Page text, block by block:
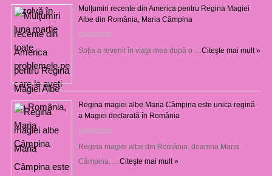
Mulţumiri recente din America pentru Regina Magiei
Albe din România, Maria Câmpina
23/08/2025
Soţia a revenit în viaţa mea după o … Citeşte mai mult »
Regina magiei albe Maria Câmpina este unica regină
a Magiei declarată în România
16/07/2025
Regina magiei albe din România, doamna Maria
Câmpina, … Citeşte mai mult »